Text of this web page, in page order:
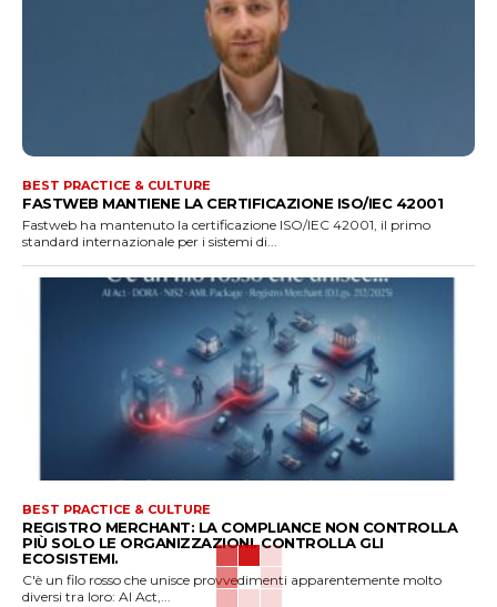
BEST PRACTICE & CULTURE
FASTWEB MANTIENE LA CERTIFICAZIONE ISO/IEC 42001
Fastweb ha mantenuto la certificazione ISO/IEC 42001, il primo
standard internazionale per i sistemi di...
BEST PRACTICE & CULTURE
REGISTRO MERCHANT: LA COMPLIANCE NON CONTROLLA
PIÙ SOLO LE ORGANIZZAZIONI. CONTROLLA GLI
ECOSISTEMI.
C'è un filo rosso che unisce provvedimenti apparentemente molto
diversi tra loro: AI Act,...